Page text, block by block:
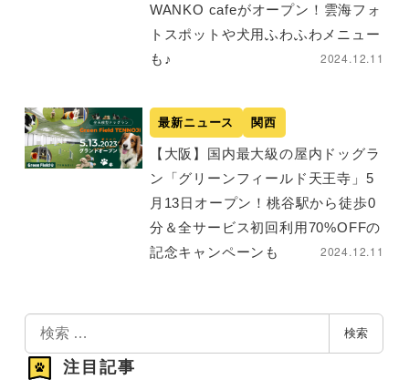
WANKO cafeがオープン！雲海フォ
トスポットや犬用ふわふわメニュー
も♪
2024.12.11
最新ニュース 関西
【大阪】国内最大級の屋内ドッグラ
ン「グリーンフィールド天王寺」5
月13日オープン！桃谷駅から徒歩0
分＆全サービス初回利用70%OFFの
記念キャンペーンも
2024.12.11
検
索
検索
注目記事